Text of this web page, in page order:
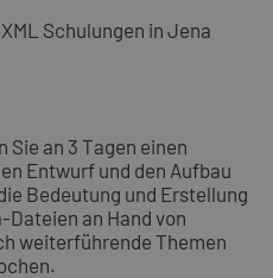
Schulungen in Jena
Sie an 3 Tagen einen
Entwurf und den Aufbau
Bedeutung und Erstellung
Dateien an Hand von
weiterführende Themen